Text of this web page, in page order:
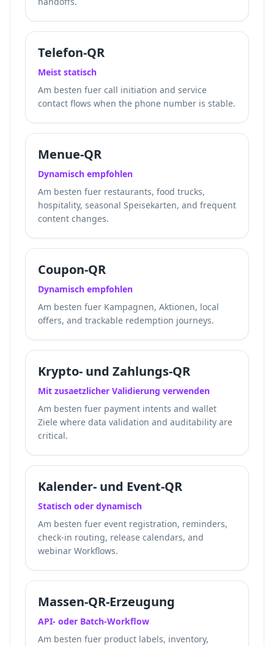
Telefon-QR
Meist statisch
Am besten fuer call initiation and service
contact flows when the phone number is stable.
Menue-QR
Dynamisch empfohlen
Am besten fuer restaurants, food trucks,
hospitality, seasonal Speisekarten, and frequent
content changes.
Coupon-QR
Dynamisch empfohlen
Am besten fuer Kampagnen, Aktionen, local
offers, and trackable redemption journeys.
Krypto- und Zahlungs-QR
Mit zusaetzlicher Validierung verwenden
Am besten fuer payment intents and wallet
Ziele where data validation and auditability are
critical.
Kalender- und Event-QR
Statisch oder dynamisch
Am besten fuer event registration, reminders,
check-in routing, release calendars, and
webinar Workflows.
Massen-QR-Erzeugung
API- oder Batch-Workflow
Am besten fuer product labels, inventory,